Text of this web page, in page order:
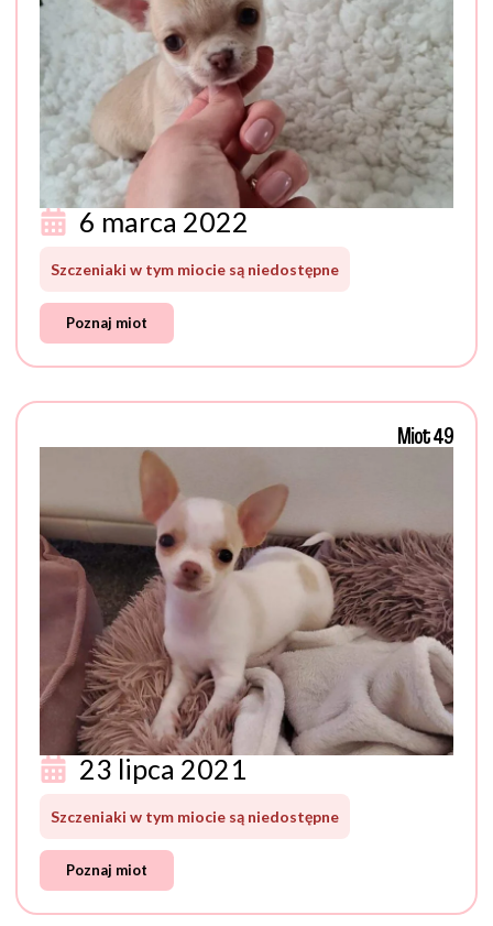
6 marca 2022
Szczeniaki w tym miocie są niedostępne
Poznaj miot
Miot 49
23 lipca 2021
Szczeniaki w tym miocie są niedostępne
Poznaj miot